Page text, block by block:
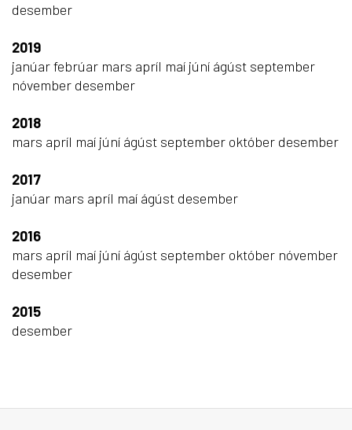
desember
2019
janúarfebrúar mars apríl maí júní ágúst september
nóvember desember
2018
mars apríl maí júní ágúst september október desember
2017
janúar mars apríl maí ágúst desember
2016
mars apríl maí júní ágúst september október nóvember
desember
2015
desember